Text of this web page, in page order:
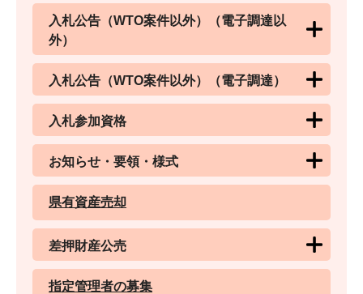
入札公告（WTO案件以外）（電子調達以
外）
入札公告（WTO案件以外）（電子調達）
入札参加資格
お知らせ・要領・様式
県有資産売却
差押財産公売
指定管理者の募集